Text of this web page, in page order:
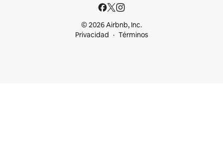
© 2026 Airbnb, Inc.
Privacidad
Términos